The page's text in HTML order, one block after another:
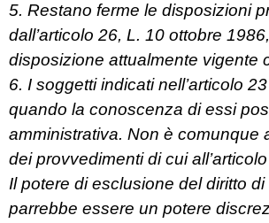
5. Restano ferme le disposizioni
dall’articolo 26, L. 10 ottobre
disposizione attualmente vigente
6. I soggetti indicati nell’articolo
quando la conoscenza di essi
amministrativa. Non è comunque
dei provvedimenti di cui
Il potere di esclusione del diritto
parrebbe essere un potere